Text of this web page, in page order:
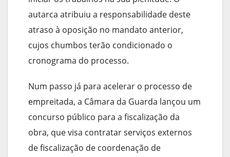
autarca atribuiu a responsabilidade deste
atraso à oposição no mandato anterior,
cujos chumbos terão condicionado o
cronograma do processo.
Num passo já para acelerar o processo de
empreitada, a Câmara da Guarda lançou um
concurso público para a fiscalização da
obra, que visa contratar serviços externos
de fiscalização de coordenação de